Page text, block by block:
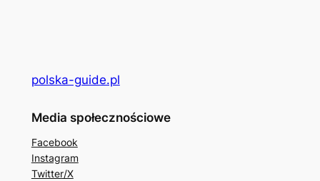
polska-guide.pl
Media społecznościowe
Facebook
Instagram
Twitter/X